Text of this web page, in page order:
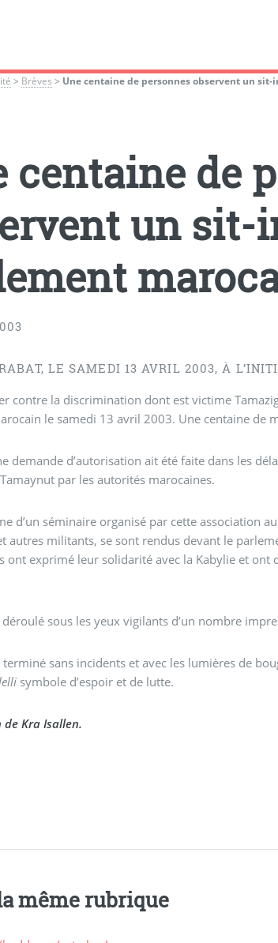
> Brèves > Une centaine de personnes observent un
centaine de
un sit-
LE SAMEDI 13 AVRIL 2003, À
contre la discrimination dont est victime
le samedi 13 avril 2003. Une centaine de
demande d’autorisation ait été faite dans les
par les autorités marocaines.
d’un séminaire organisé par cette association
autres militants, se sont rendus devant le
ont exprimé leur solidarité avec la Kabylie et
déroulé sous les yeux vigilants d’un nombre
terminé sans incidents et avec les lumières de
symbole d’espoir et de lutte.
de Kra Isallen.
même rubrique